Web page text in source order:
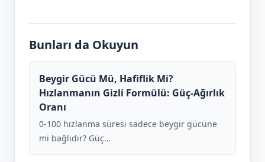
Bunları da Okuyun
Beygir Gücü Mü, Hafiflik Mi?
Hızlanmanın Gizli Formülü: Güç-Ağırlık
Oranı
0-100 hızlanma süresi sadece beygir gücüne
mi bağlıdır? Güç…